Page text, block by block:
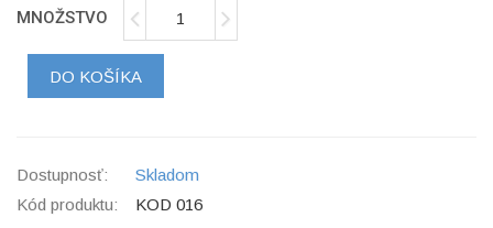
MNOŽSTVO
DO KOŠÍKA
Dostupnosť:
Skladom
Kód produktu:
KOD 016